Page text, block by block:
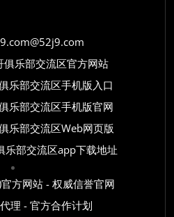
俱乐部交流区官方网站
乐部交流区手机版入口
乐部交流区手机版官网
乐部交流区Web网页版
乐部交流区app下载地址
官方网站 - 权威信誉官网
理 - 官方合作计划